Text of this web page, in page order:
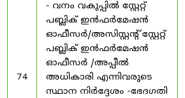
74
- വനം വകുപ്പിൽ സ്റ്റേറ്റ്
പബ്ലിക് ഇൻഫർമേഷൻ
ഓഫീസർ/അസിസ്റ്റന്റ് സ്റ്റേറ്റ്
പബ്ലിക് ഇൻഫർമേഷൻ
ഓഫീസർ /അപ്പീൽ
അധികാരി എന്നിവരുടെ
സ്ഥാന നിർദ്ദേശം -ഭേദഗതി